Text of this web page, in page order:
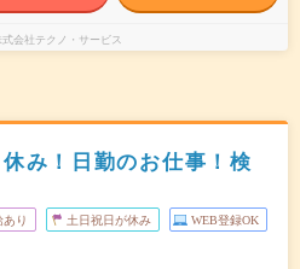
式会社テクノ・サービス
み！日勤のお仕事！検
り 土日祝日が休み WEB登録OK